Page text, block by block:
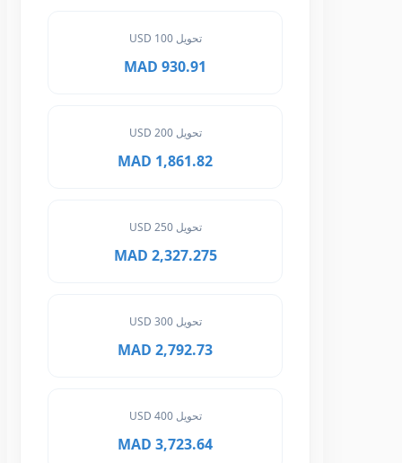
تحويل 100 USD
930.91 MAD
تحويل 200 USD
1,861.82 MAD
تحويل 250 USD
2,327.275 MAD
تحويل 300 USD
2,792.73 MAD
تحويل 400 USD
3,723.64 MAD